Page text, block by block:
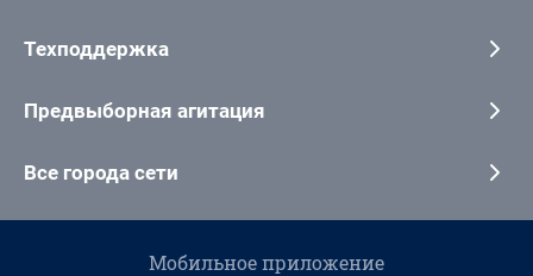
Техподдержка
Предвыборная агитация
Все города сети
Мобильное приложение